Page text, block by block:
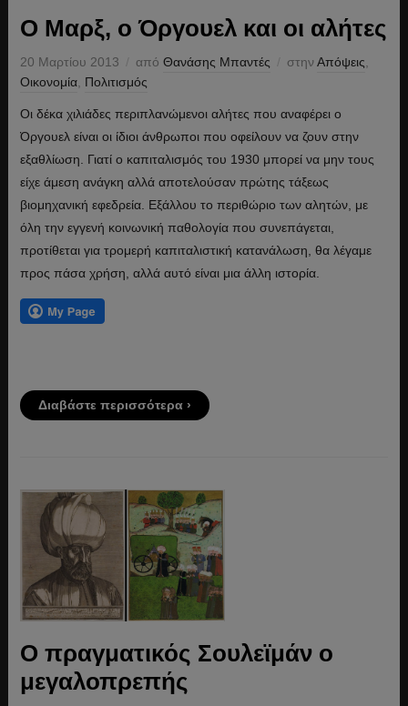
Ο Μαρξ, ο Όργουελ και οι αλήτες
20 Μαρτίου 2013 από Θανάσης Μπαντές στηνΑπόψεις
Οικονομία, Πολιτισμός
Οι δέκα χιλιάδες περιπλανώμενοι αλήτες που αναφέρει ο
Όργουελ είναι οι ίδιοι άνθρωποι που οφείλουν να ζουν στην
εξαθλίωση. Γιατί ο καπιταλισμός του 1930 μπορεί να μην τους
είχε άμεση ανάγκη αλλά αποτελούσαν πρώτης τάξεως
βιομηχανική εφεδρεία. Εξάλλου το περιθώριο των αλητών, με
όλη την εγγενή κοινωνική παθολογία που συνεπάγεται,
προτίθεται για τρομερή καπιταλιστική κατανάλωση, θα λέγαμε
προς πάσα χρήση, αλλά αυτό είναι μια άλλη ιστορία.
Διαβάστε περισσότερα ›
Ο πραγματικός Σουλεϊμάν ο
μεγαλοπρεπής